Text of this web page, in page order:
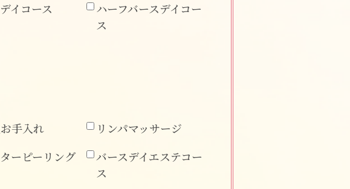
イコース
ハーフバースデイコー
ス
手入れ
リンパマッサージ
ーピーリング
バースデイエステコー
ス